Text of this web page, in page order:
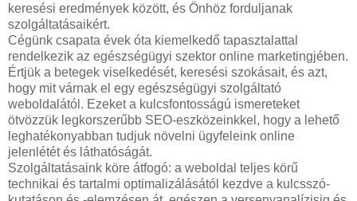
keresési eredmények között, és Önhöz forduljanak
szolgáltatásaikért.
Cégünk csapata évek óta kiemelkedő tapasztalattal
rendelkezik az egészségügyi szektor online marketingjében.
Értjük a betegek viselkedését, keresési szokásait, és azt,
hogy mit várnak el egy egészségügyi szolgáltató
weboldalától. Ezeket a kulcsfontosságú ismereteket
ötvözzük legkorszerűbb SEO-eszközeinkkel, hogy a lehető
leghatékonyabban tudjuk növelni ügyfeleink online
jelenlétét és láthatóságát.
Szolgáltatásaink köre átfogó: a weboldal teljes körű
technikai és tartalmi optimalizálásától kezdve a kulcsszó-